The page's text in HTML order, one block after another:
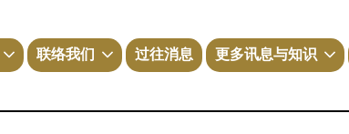
联络我们 过往消息 更多讯息与知识